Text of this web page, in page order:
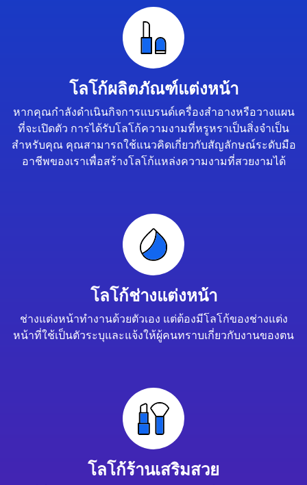
โลโก้ผลิตภัณฑ์แต่งหน้า
หากคุณกำลังดำเนินกิจการแบรนด์เครื่องสำอางหรือวางแผน
ที่จะเปิดตัว การได้รับโลโก้ความงามที่หรูหราเป็นสิ่งจำเป็น
สำหรับคุณ คุณสามารถใช้แนวคิดเกี่ยวกับสัญลักษณ์ระดับมือ
อาชีพของเราเพื่อสร้างโลโก้แหล่งความงามที่สวยงามได้
โลโก้ช่างแต่งหน้า
ช่างแต่งหน้าทำงานด้วยตัวเอง แต่ต้องมีโลโก้ของช่างแต่ง
หน้าที่ใช้เป็นตัวระบุและแจ้งให้ผู้คนทราบเกี่ยวกับงานของตน
โลโก้ร้านเสริมสวย